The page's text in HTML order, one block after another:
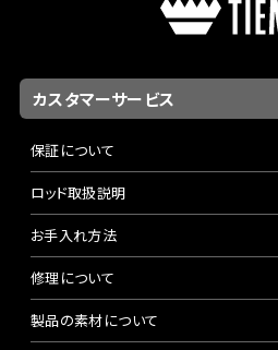
カスタマーサービス
保証について
ロッド取扱説明
お手入れ方法
修理について
製品の素材について